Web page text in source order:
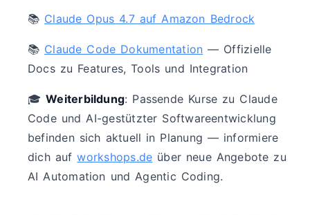
📚 Claude Opus 4.7 auf Amazon Bedrock
📚 Claude Code Dokumentation — Offizielle
Docs zu Features, Tools und Integration
🎓Weiterbildung: Passende Kurse zu Claude
Code und AI-gestützter Softwareentwicklung
befinden sich aktuell in Planung — informiere
dich aufworkshops.de über neue Angebote zu
AI Automation und Agentic Coding.